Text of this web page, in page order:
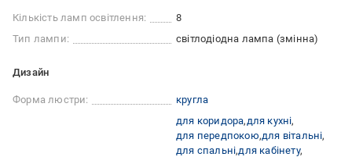
Кількість ламп освітлення:
8
Тип лампи:
світлодіодна лампа (змінна)
Дизайн
Форма люстри: кругла
для коридора для кухні
для передпокою для вітальні
для спальні для кабінету